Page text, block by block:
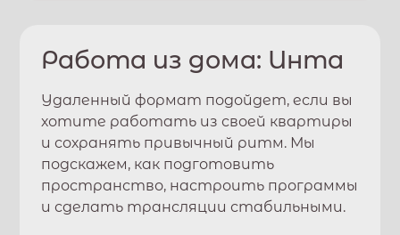
Работа из дома: Инта
Удаленный формат подойдет, если вы
хотите работать из своей квартиры
и сохранять привычный ритм. Мы
подскажем, как подготовить
пространство, настроить программы
и сделать трансляции стабильными.